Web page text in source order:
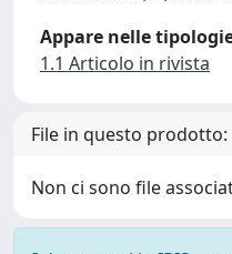
Appare nelle
1.1 Articolo in rivista
File in questo prodotto:
Non ci sono file